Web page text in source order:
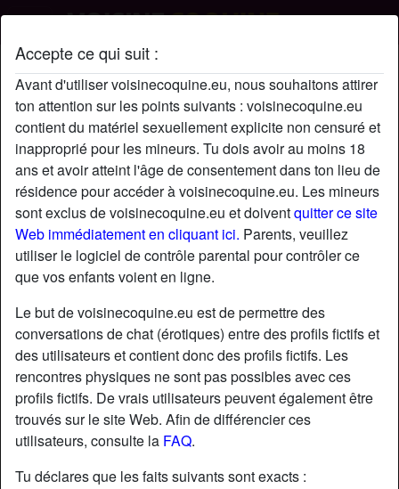
Accepte ce qui suit :
Avant d'utiliser voisinecoquine.eu, nous souhaitons attirer
ton attention sur les points suivants : voisinecoquine.eu
contient du matériel sexuellement explicite non censuré et
inapproprié pour les mineurs. Tu dois avoir au moins 18
ans et avoir atteint l'âge de consentement dans ton lieu de
résidence pour accéder à voisinecoquine.eu. Les mineurs
sont exclus de voisinecoquine.eu et doiventquitter ce site
Web immédiatement en cliquant ici. Parents, veuillez
utiliser le logiciel de contrôle parental pour contrôler ce
que vos enfants voient en ligne.
Le but de voisinecoquine.eu est de permettre des
conversations de chat (érotiques) entre des profils fictifs et
des utilisateurs et contient donc des profils fictifs. Les
rencontres physiques ne sont pas possibles avec ces
profils fictifs. De vrais utilisateurs peuvent également être
trouvés sur le site Web. Afin de différencier ces
utilisateurs, consulte la FAQ.
Tu déclares que les faits suivants sont exacts :
Croni33's profil
starAjouter chatDiscuter !